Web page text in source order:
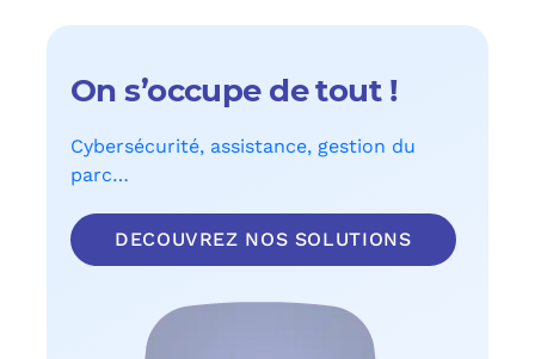
On s’occupe de tout !
Cybersécurité, assistance, gestion du
parc…
DECOUVREZ NOS SOLUTIONS